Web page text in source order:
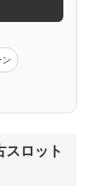
ロット